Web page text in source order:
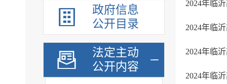
政府信息
公开目录
法定主动
公开内容
2024年临
2024年临
2024年临
2024年临